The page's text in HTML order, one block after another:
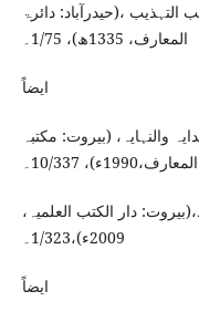
،(حیدرآباد: دائرۃ
المعارف، 1335ھ)، 1/75۔
ایضاً
والنہایہ، (بیروت: مکتبہ
المعارف،1990ء)، 10/337۔
دار الکتب العلمیہ،
2009ء)،1/323۔
ایضاً